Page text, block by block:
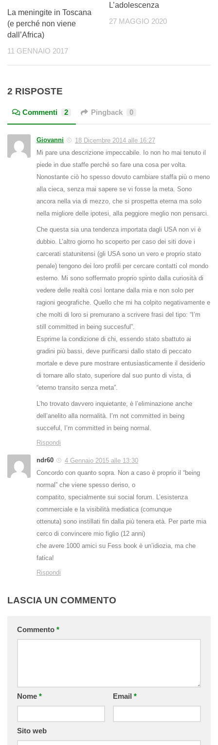
La meningite in Toscana
(e perché non viene
dall’Africa)
11 GENNAIO 2017
L’adolescenza
27 MAGGIO 2020
2 RISPOSTE
Commenti 2 Pingback 0
Giovanni
18 Dicembre 2014 alle 16:27
Mi pare una descrizione impeccabile. Io non ho mai tenuto il
piede in due staffe perché so fare una cosa per volta.
Nonostante ciò ho spesso dovuto cambiare staffa più o meno
alla cieca, senza mai sapere se vi fosse la meta. Sono
ancora nella via di mezzo, che si prospetta eterna ma solo
nella migliore delle ipotesi, alla peggiore meglio non pensarci.
Che questa sia una tendenza importata dagli USA non vi è
dubbio. L’altro giorno ho scoperto per caso dei siti dove i
carcerati statunitensi (gli USA sono un vero e proprio stato
penale) tengono dei loro profili per cercare contatti col mondo
esterno. Mi sono soffermato proprio spinto dalla curiosità di
vedere delle realtà così lontane dalla mia e non solo per
ragioni geografiche. Quello che mi ha colpito negativamente e
che molti di loro si premurano a scrivere frasi del tipo: “I’m
still committed in being succesful”
Esprime la condizione di chi, essendo stato sbattuto ai
gradini più bassi, deve purificarsi dallo stato di peccato
mortale e deve pure mostrare entusiasticamente il desiderio
di tornare allo stato, superiore dal suo punto di vista, di
“eterno transito senza meta”.
L’ho trovato davvero inquietante, è l’eliminazione anche
dell’anelito alla normalità. I’m not committed in being
succeful, I’m committed in being normal.
Rispondi
ndr60
4 Gennaio 2015 alle 13:30
Concordo con quanto sopra. Non a caso è proprio il “being
normal” che viene spesso deriso, o
compatito, specialmente sui social forum. L’esistenza
commerciale e la visibilità mediatica (comunque
ottenuta) sono instillati fin dalla più tenera età. Per parte mia
cerco di convincere mio figlio (12 anni)
che avere 1000 amici su Fess book è un’idiozia, ma che
fatica!
Rispondi
LASCIA UN COMMENTO
Commento *
Nome * Email *
Sito web